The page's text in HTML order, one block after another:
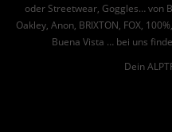
oder Streetwear, Goggles… von
Oakley, Anon, BRIXTON, FOX,
Buena Vista … bei uns
Dein